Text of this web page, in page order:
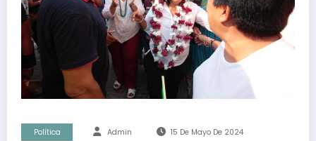
Política Admin 15 De Mayo De 2024